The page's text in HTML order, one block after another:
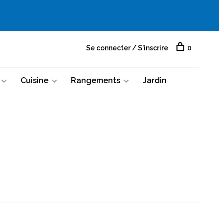
Cuisine Rangements Jardin
Se connecter / S'inscrire 0